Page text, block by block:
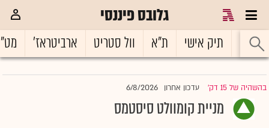
גלובס פיננסי
ראשי תיק אישי ת"א וול סטריט ארביטראז'
בהשהיה של 15 דק' |עדכון אחרון 6/8/2026
מניית קומוולט סיסטמס